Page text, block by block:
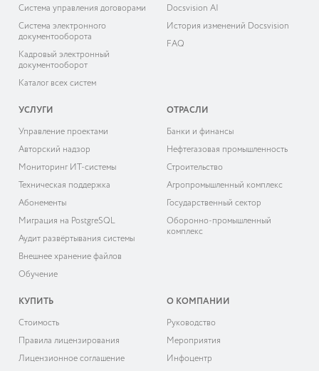
Система управления договорами
Система электронного
документооборота
Кадровый электронный
документооборот
Каталог всех систем
Docsvision AI
История изменений Docsvision
FAQ
УСЛУГИ
Управление проектами
Авторский надзор
Мониторинг ИТ-системы
Техническая поддержка
Абонементы
Миграция на PostgreSQL
Аудит развёртывания системы
Внешнее хранение файлов
Обучение
ОТРАСЛИ
Банки и финансы
Нефтегазовая промышленность
Строительство
Агропромышленный комплекс
Государственный сектор
Оборонно-промышленный
комплекс
КУПИТЬ
Cтоимость
Правила лицензирования
Лицензионное соглашение
О КОМПАНИИ
Руководство
Мероприятия
Инфоцентр